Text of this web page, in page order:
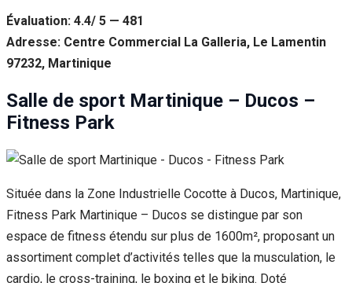
Évaluation: 4.4/ 5 — 481
Adresse: Centre Commercial La Galleria, Le Lamentin
97232, Martinique
Salle de sport Martinique – Ducos –
Fitness Park
Située dans la Zone Industrielle Cocotte à Ducos, Martinique,
Fitness Park Martinique – Ducos se distingue par son
espace de fitness étendu sur plus de 1600m², proposant un
assortiment complet d’activités telles que la musculation, le
cardio, le cross-training, le boxing et le biking. Doté